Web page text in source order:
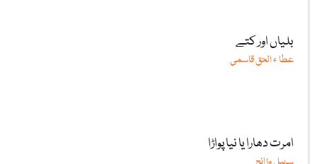
بلیاں اور کتے
عطا ء الحق قاسمی
امرت دھارا یا نیا پواڑا